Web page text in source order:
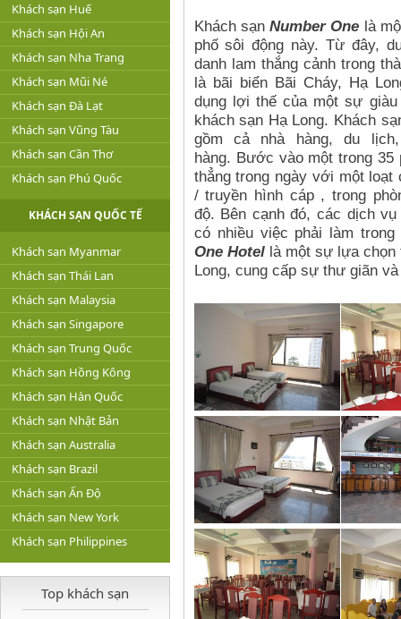
Khách sạn Huế
Khách sạn Hội An
Khách sạn Nha Trang
Khách sạn Mũi Né
Khách sạn Đà Lạt
Khách sạn Vũng Tàu
Khách sạn Cần Thơ
Khách sạn Phú Quốc
KHÁCH SẠN QUỐC TẾ
Khách sạn Myanmar
Khách sạn Thái Lan
Khách sạn Malaysia
Khách sạn Singapore
Khách sạn Trung Quốc
Khách sạn Hồng Kông
Khách sạn Hàn Quốc
Khách sạn Nhật Bản
Khách sạn Australia
Khách sạn Brazil
Khách sạn Ấn Độ
Khách sạn New York
Khách sạn Philippines
Top khách sạn
Khách sạnNumber One là
phố sôi động này.Từ đây,
danh lam thắng cảnh trong
là bãi biển Bãi Cháy, Hạ
dụng lợi thế của một sự
khách sạn Hạ Long. Khách
gồm cả nhà hàng, du
hàng. Bước vào một trong 35
thẳng trong ngày với một
/ truyền hình cáp , trong
độ. Bên cạnh đó, các dịch
có nhiều việc phải làm
One Hotellà một sự lựa chọn
Long, cung cấp sự thư giãn